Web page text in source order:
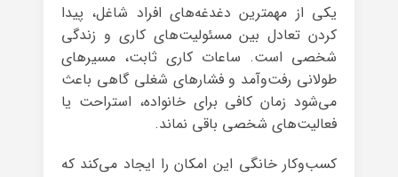
یکی از مهمترین دغدغه‌های افراد شاغل، پیدا
کردن تعادل بین مسئولیت‌های کاری و زندگی
شخصی است. ساعات کاری ثابت، مسیرهای
طولانی رفت‌وآمد و فشارهای شغلی گاهی باعث
می‌شود زمان کافی برای خانواده، استراحت یا
فعالیت‌های شخصی باقی نماند.
کسب‌وکار خانگی این امکان را ایجاد می‌کند که